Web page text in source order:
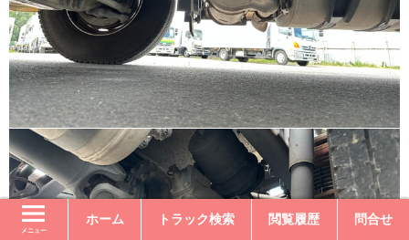
メニュー
ホーム トラック検索 閲覧履歴 問合せ